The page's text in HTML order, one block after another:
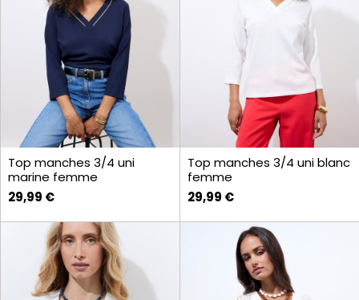
Top manches 3/4 uni
marine femme
29,99 €
Top manches 3/4 uni blanc
femme
29,99 €